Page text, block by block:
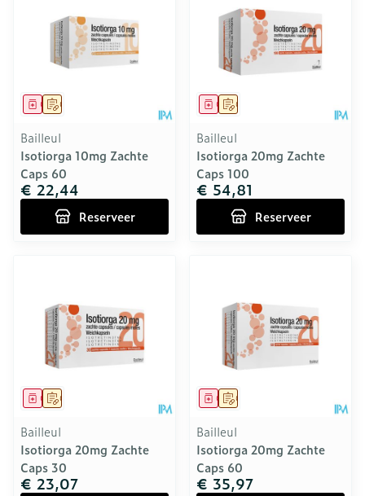
Op voorschrift
Geneesmiddel
Bailleul
Isotiorga 10mg Zachte
Caps 60
€ 22,44
Reserveer
Op voorschrift
Geneesmiddel
Bailleul
Isotiorga 20mg Zachte
Caps 100
€ 54,81
Reserveer
Op voorschrift
Geneesmiddel
Bailleul
Isotiorga 20mg Zachte
Caps 30
€ 23,07
Op voorschrift
Geneesmiddel
Bailleul
Isotiorga 20mg Zachte
Caps 60
€ 35,97